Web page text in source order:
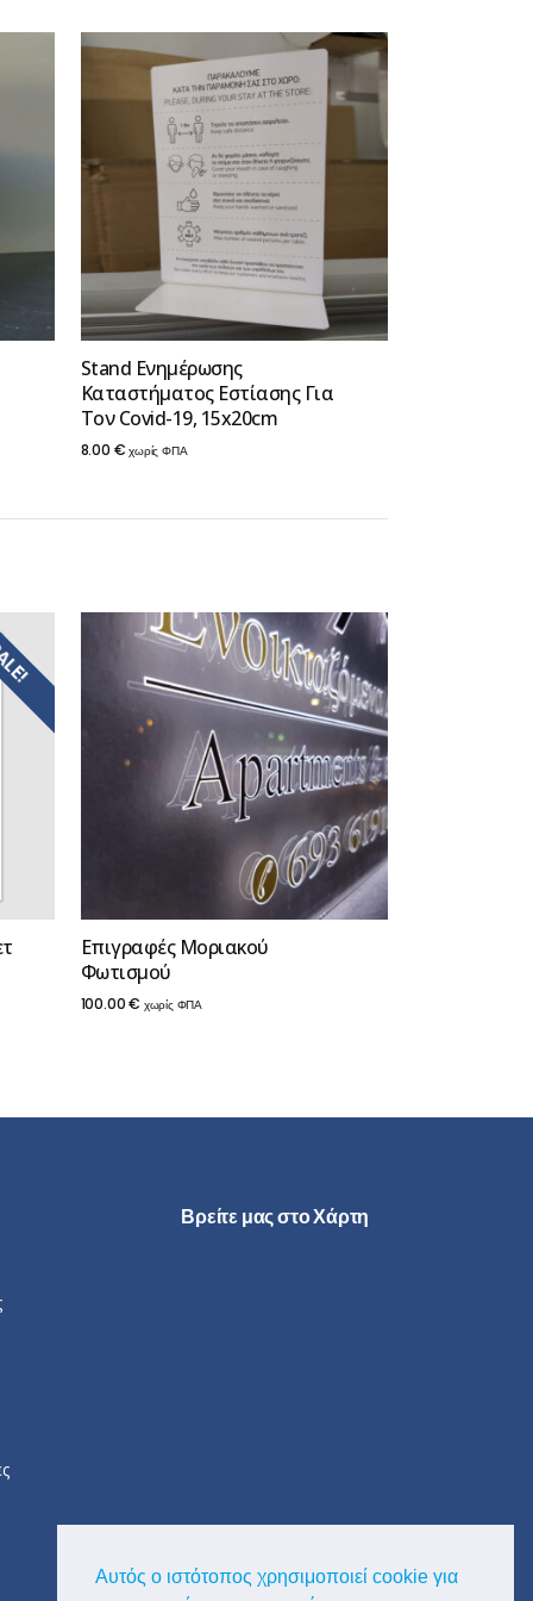
Αυτός ο ιστότοπος χρησιμοποιεί cookie για
Stand Ενημέρωσης
Καταστήματος Εστίασης Για
Τον Covid-19, 15x20cm
8.00 € χωρίς ΦΠΑ
Επιγραφές Μοριακού
Φωτισμού
100.00€ χωρίς ΦΠΑ
Βρείτε μας στο Χάρτη